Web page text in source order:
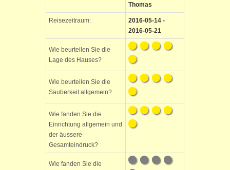
Thomas
Reisezeitraum:
2016-05-14 -
2016-05-21
Wie beurteilen Sie die
Lage des Hauses?
Wie beurteilen Sie die
Sauberkeit allgemein?
Wie fanden Sie die
Einrichtung allgemein und
der äussere
Gesamteindruck?
Wie fanden Sie die